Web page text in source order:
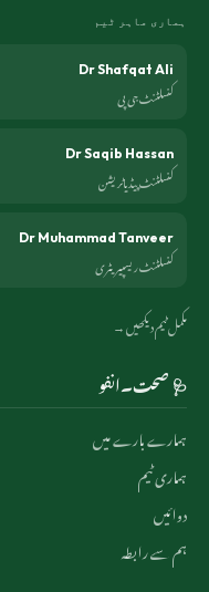
ہماری ماہر ٹیم
Dr Shafqat Ali
کنسلٹنٹ جی پی
Dr Saqib Hassan
کنسلٹنٹ پیڈیاٹریشن
Dr Muhammad Tanveer
کنسلٹنٹ ریسپیریٹری
مکمل ٹیم دیکھیں →
🩺 صحت۔انفو
ہمارے بارے میں
ہماری ٹیم
دوائیں
ہم سے رابطہ